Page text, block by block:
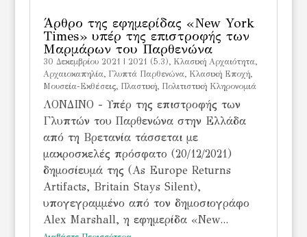
Άρθρο της εφημερίδας «New York
Times» υπέρ της επιστροφής των
Μαρμάρων του Παρθενώνα
30 Δεκεμβρίου 2021 2021 (5.3), Kλασική Αρχαιότητα,
Αρχαιοκαπηλία, Γλυπτά Παρθενώνα, Κλασική Εποχή,
Μουσεία-Εκθέσεις, Πλαστική, Πολιτιστική Κληρονομιά
ΛΟΝΔΙΝΟ - Υπέρ της επιστροφής των
Γλυπτών του Παρθενώνα στην Ελλάδα
από τη Βρετανία τάσσεται με
μακροσκελές πρόσφατο (20/12/2021)
δημοσίευμά της (As Europe Returns
Artifacts, Britain Stays Silent),
υπογεγραμμένο από τον δημοσιογράφο
Alex Marshall, η εφημερίδα «New...